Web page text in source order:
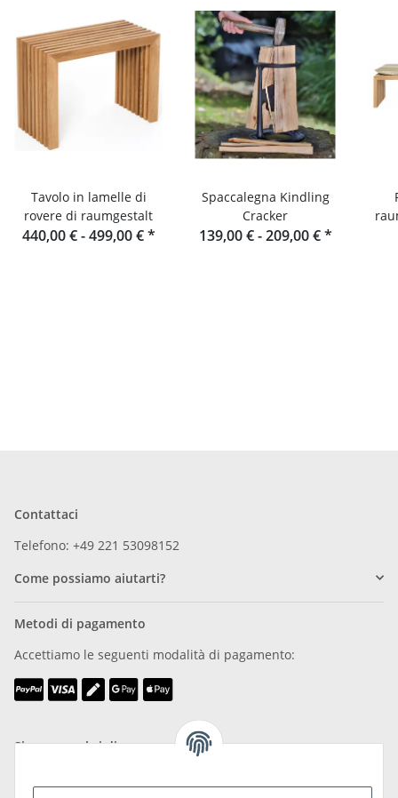
Tavolo in lamelle di
rovere di raumgestalt
440,00 € -499,00 €*
Spaccalegna Kindling
Cracker
139,00 € -209,00 €*
Contattaci
Telefono: +49 221 53098152
Come possiamo aiutarti?
Metodi di pagamento
Accettiamo le seguenti modalità di pagamento:
Siamo membri di